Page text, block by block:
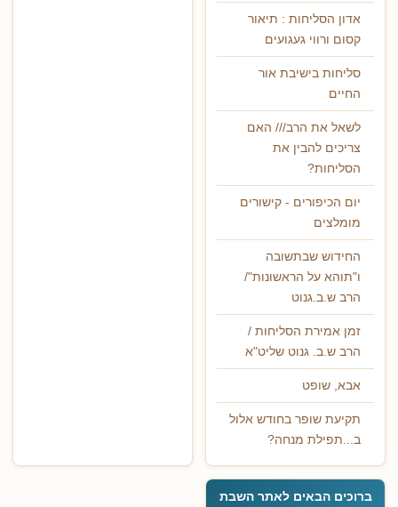
אדון הסליחות : תיאור
קסום ורווי געגועים
סליחות בישיבת אור
החיים
לשאל את הרב/// האם
צריכים להבין את
הסליחות?
יום הכיפורים - קישורים
מומלצים
החידוש שבתשובה
ו"תוהא על הראשונות"/
הרב ש.ב.גנוט
זמן אמירת הסליחות /
הרב ש.ב. גנוט שליט"א
אבא, שופט
תקיעת שופר בחודש אלול
ב...תפילת מנחה?
ברוכים הבאים לאתר השבת